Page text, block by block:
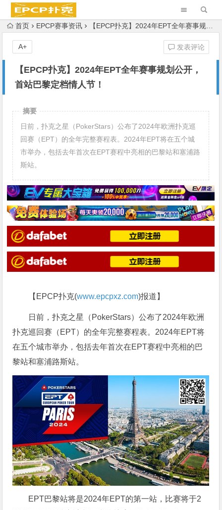
首页 EPCP赛事资讯 【EPCP扑克】2024年EPT全年赛事规划公开，首站巴黎定档情人节！
【EPCP扑克】2024年EPT全年赛事规划公开，
首站巴黎定档情人节！
发表评论
A+
摘要
日前，扑克之星（PokerStars）公布了2024年欧洲扑克巡
回赛（EPT）的全年完整赛程表。2024年EPT将在五个城
市举办，包括去年首次在EPT赛程中亮相的巴黎站和塞浦路
斯站。
【EPCP扑克(www.epcpxz.com)报道】
日前，扑克之星（PokerStars）公布了2024年欧洲
扑克巡回赛（EPT）的全年完整赛程表。2024年EPT将
在五个城市举办，包括去年首次在EPT赛程中亮相的巴
黎站和塞浦路斯站。
EPT巴黎站将是2024年EPT的第一站，比赛将于2